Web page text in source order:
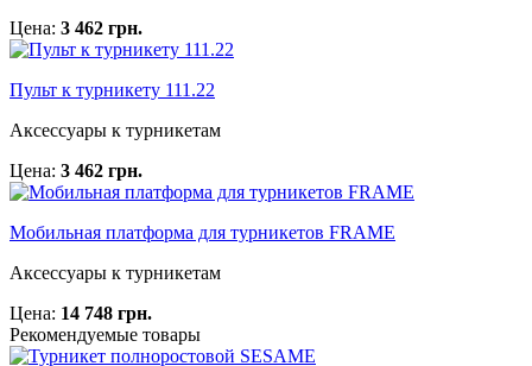
Цена: 3 462 грн.
Пульт к турникету 111.22
Аксессуары к турникетам
Цена: 3 462 грн.
Мобильная платформа для турникетов FRAME
Аксессуары к турникетам
Цена: 14 748 грн.
Рекомендуемые товары